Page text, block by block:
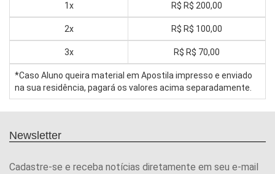
1x R$ R$ 200,00
2x R$ R$ 100,00
3x R$ R$ 70,00
*Caso Aluno queira material em Apostila impresso e enviado
na sua residência, pagará os valores acima separadamente.
Newsletter
Cadastre-se e receba notícias diretamente em seu e-mail